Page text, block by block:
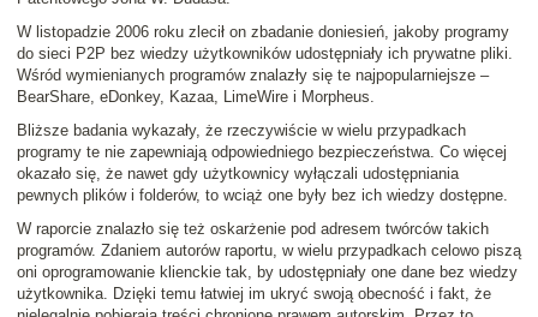
W listopadzie 2006 roku zlecił on zbadanie doniesień, jakoby programy
do sieci P2P bez wiedzy użytkowników udostępniały ich prywatne pliki.
Wśród wymienianych programów znalazły się te najpopularniejsze –
BearShare, eDonkey, Kazaa, LimeWire i Morpheus.
Bliższe badania wykazały, że rzeczywiście w wielu przypadkach
programy te nie zapewniają odpowiedniego bezpieczeństwa . Co więcej
okazało się, że nawet gdy użytkownicy wyłączali udostępniania
pewnych plików i folderów, to wciąż one były bez ich wiedzy dostępne
W raporcie znalazło się też oskarżenie pod adresem twórców takich
programów. Zdaniem autorów raportu, w wielu przypadkach celowo piszą
oni oprogramowanie klienckie tak, by udostępniały one dane bez wiedzy
użytkownika. Dzięki temu łatwiej im ukryć swoją obecność i fakt, że